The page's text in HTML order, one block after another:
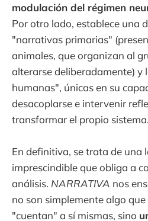
modulación del régimen
Por otro lado, establece una
"narrativas primarias"
animales, que organizan al
alterarse deliberadamente) y
humanas", únicas en su
desacoplarse e intervenir
transformar el propio sistema.
En definitiva, se trata de una
imprescindible que obliga a
análisis. NARRATIVA nos
no son simplemente algo que
"cuentan" a sí mismas, sino